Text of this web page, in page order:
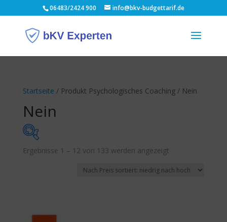
06483/2424 900 info@bkv-budgettarif.de
Startseite / Produkt Psychologisches Coaching / Nein
Nein
Budgethöhe p.a.
Ergebnisse 1 – 12 von 133 werden angezeigtNach
sortiert: